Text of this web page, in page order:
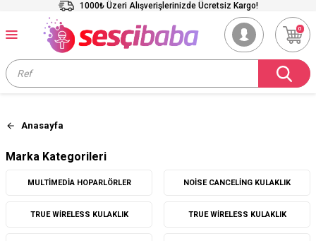
1000₺ Üzeri Alışverişlerinizde Ücretsiz Kargo!
0
Anasayfa
Marka Kategorileri
MULTIMEDIA HOPARLÖRLER NOISE CANCELING KULAKLIK
TRUE WIRELESS KULAKLIK TRUE WIRELESS KULAKLIK